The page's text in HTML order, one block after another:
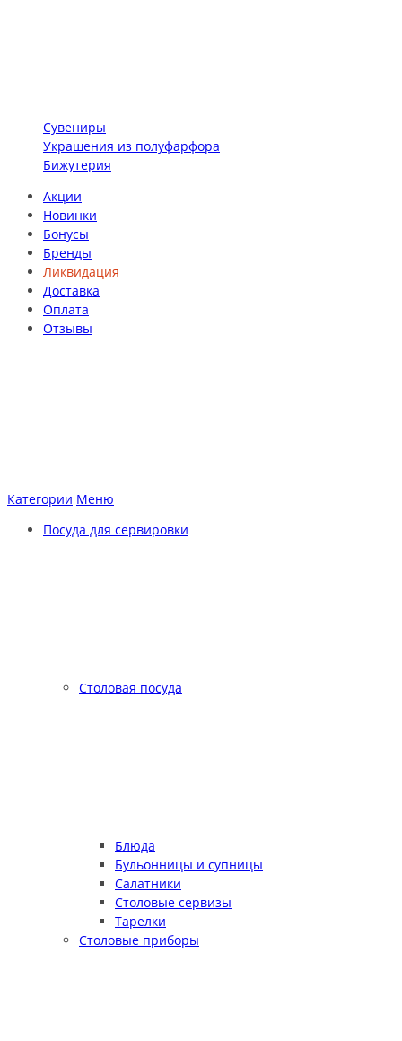
Сувениры
Украшения из полуфарфора
Бижутерия
Акции
Новинки
Бонусы
Бренды
Ликвидация
Доставка
Оплата
Отзывы
Категории Меню
Посуда для сервировки
Столовая посуда
Блюда
Бульонницы и супницы
Салатники
Столовые сервизы
Тарелки
Столовые приборы